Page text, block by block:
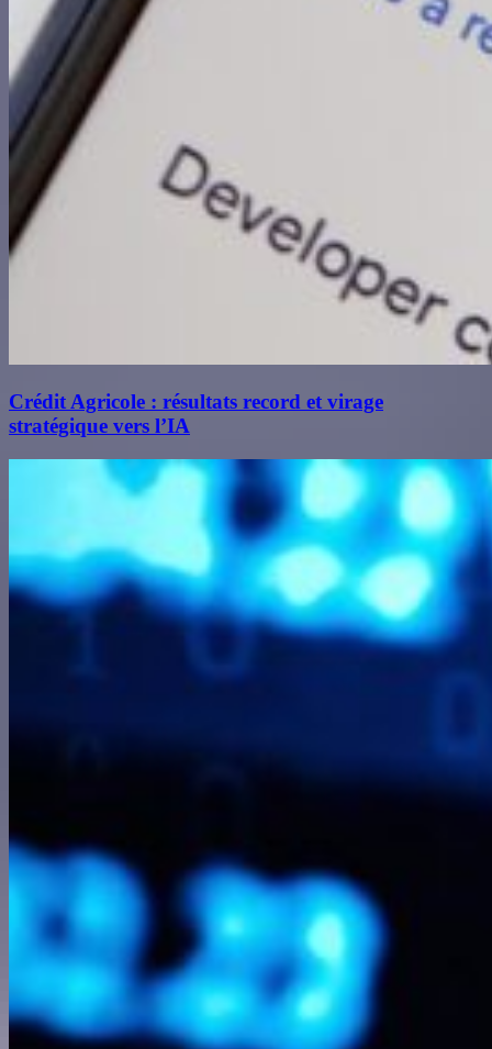
Crédit Agricole : résultats record et virage
stratégique vers l’IA